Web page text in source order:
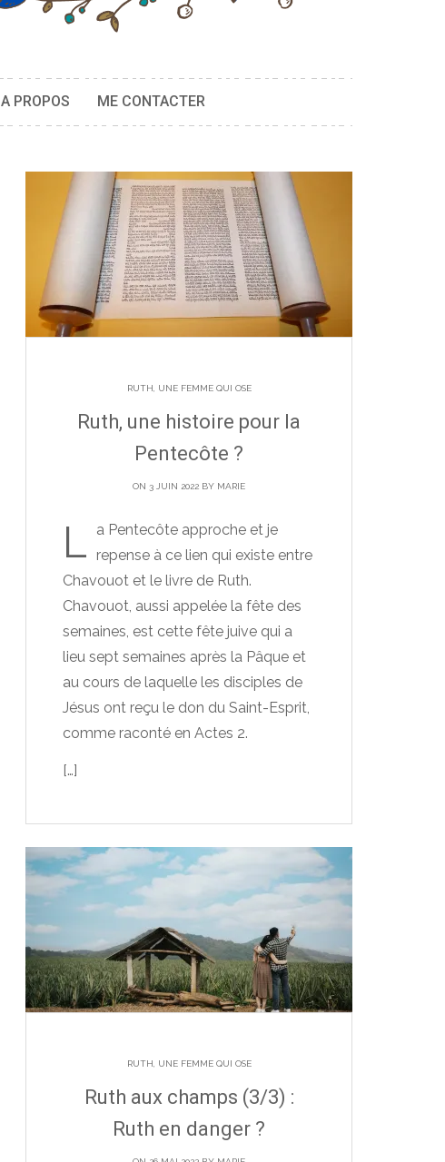
A PROPOS ME CONTACTER
RUTH, UNE FEMME QUI OSE
Ruth, une histoire pour la
Pentecôte ?
ON 3 JUIN 2022 BY MARIE
L
a Pentecôte approche et je
repense à ce lien qui existe entre
Chavouot et le livre de Ruth.
Chavouot, aussi appelée la fête des
semaines, est cette fête juive qui a
lieu sept semaines après la Pâque et
au cours de laquelle les disciples de
Jésus ont reçu le don du Saint-Esprit,
comme raconté en Actes 2.
[…]
RUTH, UNE FEMME QUI OSE
Ruth aux champs (3/3) :
Ruth en danger ?